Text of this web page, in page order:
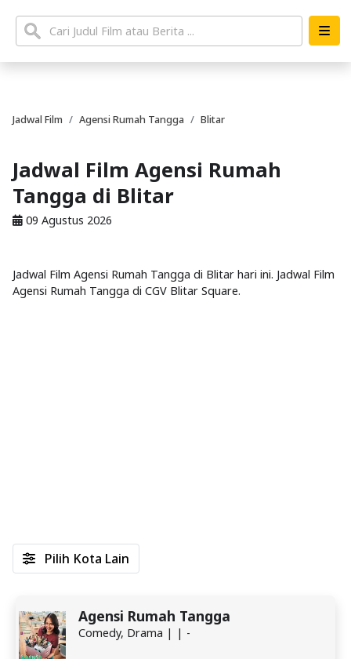
Jadwal Film Agensi Rumah Tangga Blitar
Jadwal Film Agensi Rumah
Tangga di Blitar
09 Agustus 2026
Jadwal Film Agensi Rumah Tangga di Blitar hari ini. Jadwal Film
Agensi Rumah Tangga di CGV Blitar Square.
Agensi Rumah Tangga
Comedy, Drama | | -
Pilih Kota Lain